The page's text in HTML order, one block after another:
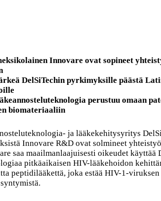
Innovare ovat sopineet
DelSiTechin pyrkimyksille päästä
perustuu omaan
biomateriaaliin
ja lääkekehitysyritys
Innovare R&D ovat solmineet
saa maailmanlaajuisesti oikeudet
pitkäaikaisen HIV-lääkehoidon
peptidilääkettä, joka estää HIV-1-